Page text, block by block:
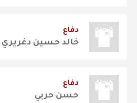
دفاع
خالد حسين دغريري
دفاع
حسن حربي